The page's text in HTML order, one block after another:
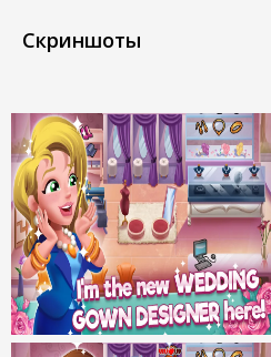
Скриншоты